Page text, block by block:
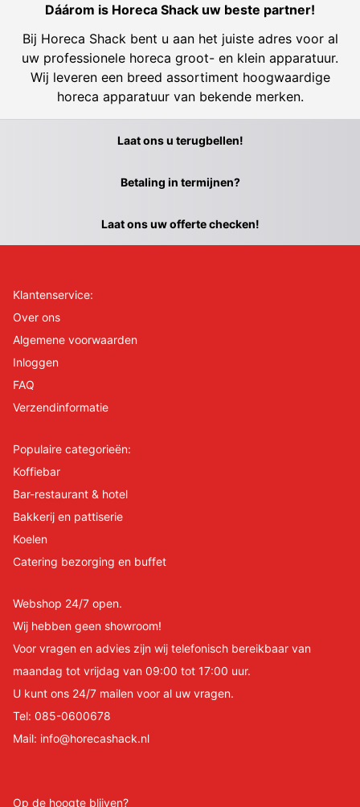
Dáárom is Horeca Shack uw beste partner!
Bij Horeca Shack bent u aan het juiste adres voor al
uw professionele horeca groot- en klein apparatuur.
Wij leveren een breed assortiment hoogwaardige
horeca apparatuur van bekende merken.
Laat ons u terugbellen!
Betaling in termijnen?
Laat ons uw offerte checken!
Klantenservice:
Over ons
Algemene voorwaarden
Inloggen
FAQ
Verzendinformatie
Populaire categorieën:
Koffiebar
Bar-restaurant & hotel
Bakkerij en pattiserie
Koelen
Catering bezorging en buffet
Webshop 24/7 open.
Wij hebben geen showroom!
Voor vragen en advies zijn wij telefonisch bereikbaar van
maandag tot vrijdag van 09:00 tot 17:00 uur.
U kunt ons 24/7 mailen voor al uw vragen.
Tel: 085-0600678
Mail: info@horecashack.nl
Op de hoogte blijven?